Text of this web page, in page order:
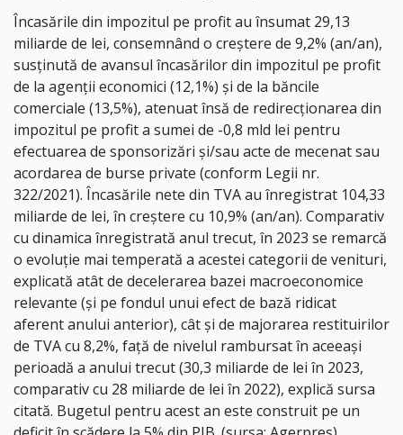
Încasările din impozitul pe profit au însumat 29,13
miliarde de lei, consemnând o creştere de 9,2% (an/an),
susţinută de avansul încasărilor din impozitul pe profit
de la agenţii economici (12,1%) şi de la băncile
comerciale (13,5%), atenuat însă de redirecţionarea din
impozitul pe profit a sumei de -0,8 mld lei pentru
efectuarea de sponsorizări şi/sau acte de mecenat sau
acordarea de burse private (conform Legii nr.
322/2021). Încasările nete din TVA au înregistrat 104,33
miliarde de lei, în creştere cu 10,9% (an/an). Comparativ
cu dinamica înregistrată anul trecut, în 2023 se remarcă
o evoluţie mai temperată a acestei categorii de venituri,
explicată atât de decelerarea bazei macroeconomice
relevante (şi pe fondul unui efect de bază ridicat
aferent anului anterior), cât şi de majorarea restituirilor
de TVA cu 8,2%, faţă de nivelul rambursat în aceeaşi
perioadă a anului trecut (30,3 miliarde de lei în 2023,
comparativ cu 28 miliarde de lei în 2022), explică sursa
citată. Bugetul pentru acest an este construit pe un